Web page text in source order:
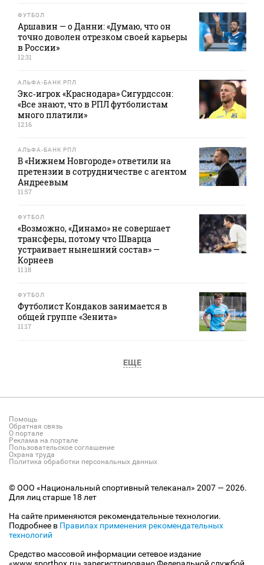
ФУТБОЛ
Аршавин — о Данни: «Думаю, что он
точно доволен отрезком своей карьеры
в России»
12:31
АЛЬФА-БАНК РПЛ
Экс‑игрок «Краснодара» Сигурдссон:
«Все знают, что в РПЛ футболистам
много платили»
12:16
АЛЬФА-БАНК РПЛ
В «Нижнем Новгороде» ответили на
претензии в сотрудничестве с агентом
Андреевым
11:57
ФУТБОЛ
«Возможно, «Динамо» не совершает
трансферы, потому что Шварца
устраивает нынешний состав» —
Корнеев
11:18
ФУТБОЛ
Футболист Кондаков занимается в
общей группе «Зенита»
11:17
ЕЩЕ
Помощь
Обратная связь
О портале
Реклама на портале
Пользовательское соглашение
Охрана труда
Политика обработки персональных данных
© ООО «Национальный спортивный телеканал» 2007 — 2026.
Для лиц старше 18 лет
На сайте применяются рекомендательные технологии.
Подробнее в Правилах применения рекомендательных
технологий
Средство массовой информации сетевое издание